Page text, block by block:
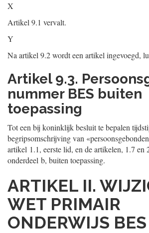
X
Artikel 9.1 vervalt.
Y
Na artikel 9.2 wordt een artikel ingevoegd,
Artikel 9.3.
nummer BES buiten
toepassing
Tot een bij koninklijk besluit te bepalen
begripsomschrijving van
artikel 1.1, eerste lid, en de artikelen, 1.7 en
onderdeel b, buiten toepassing.
ARTIKEL II.
WET PRIMAIR
ONDERWIJS BES